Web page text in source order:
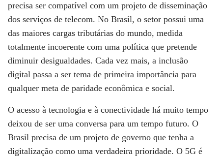
precisa ser compatível com um projeto de disseminação
dos serviços de telecom. No Brasil, o setor possui uma
das maiores cargas tributárias do mundo, medida
totalmente incoerente com uma política que pretende
diminuir desigualdades. Cada vez mais, a inclusão
digital passa a ser tema de primeira importância para
qualquer meta de paridade econômica e social.
O acesso à tecnologia e à conectividade há muito tempo
deixou de ser uma conversa para um tempo futuro. O
Brasil precisa de um projeto de governo que tenha a
digitalização como uma verdadeira prioridade. O 5G é